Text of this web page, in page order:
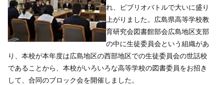
れ、ビブリオバトルで大いに盛り
上がりました。広島県高等学校教
育研究会図書館部会広島地区支部
の中に生徒委員会という組織があ
り、本校が本年度は広島地区の西部地区での生徒委員会の世話校
であることから、本校がいろいろな高等学校の図書委員をお招き
して、合同のブロック会を開催しました。